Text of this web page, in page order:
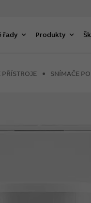
řady Produkty
SNÍMAČE